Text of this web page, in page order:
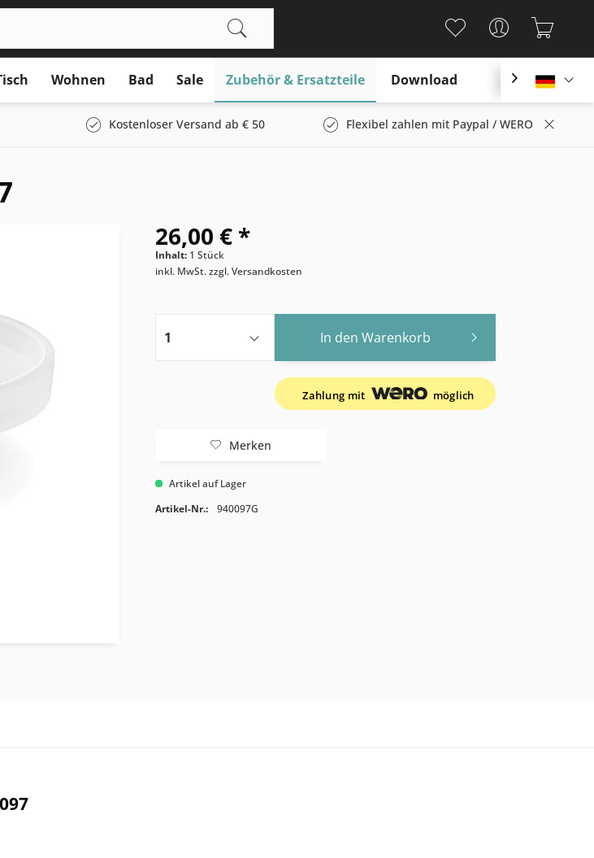
Wohnen Bad Sale Zubehör & Ersatzteile Download 
Kostenloser Versand ab € 50 Flexibel zahlen mit Paypal / WERO
26,00 € *
Inhalt: 1 Stück
inkl. MwSt.zzgl. Versandkosten
In den Warenkorb
Zahlung mit möglich
Merken
Artikel auf Lager
Artikel-Nr.:
940097G